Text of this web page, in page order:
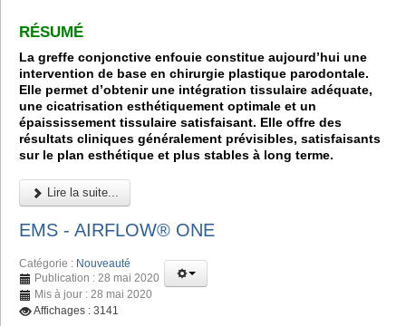
RÉSUMÉ
La greffe conjonctive enfouie constitue aujourd’hui une
intervention de base en chirurgie plastique parodontale.
Elle permet d’obtenir une intégration tissulaire adéquate,
une cicatrisation esthétiquement optimale et un
épaississement tissulaire satisfaisant. Elle offre des
résultats cliniques généralement prévisibles, satisfaisants
sur le plan esthétique et plus stables à long terme.
Lire la suite...
EMS - AIRFLOW® ONE
Catégorie : Nouveauté
Publication : 28 mai 2020
Mis à jour : 28 mai 2020
Affichages : 3141